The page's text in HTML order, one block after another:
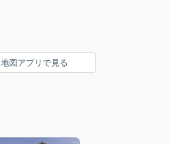
地図アプリで見る